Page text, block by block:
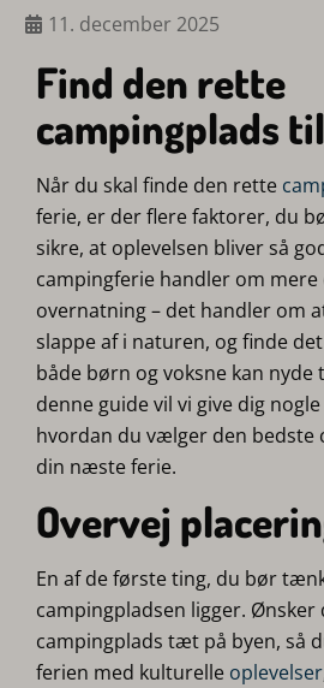
11. december 2025
Find den rette
campingplads
Når du skal finde den rette
ferie, er der flere faktorer, du
sikre, at oplevelsen bliver så
campingferie handler om
overnatning – det handler om
slappe af i naturen, og finde
både børn og voksne kan nyde
denne guide vil vi give dig
hvordan du vælger den bedste
din næste ferie.
Overvej
En af de første ting, du bør
campingpladsen ligger. Ønsker
campingplads tæt på byen, så
ferien med kulturelle oplevelser